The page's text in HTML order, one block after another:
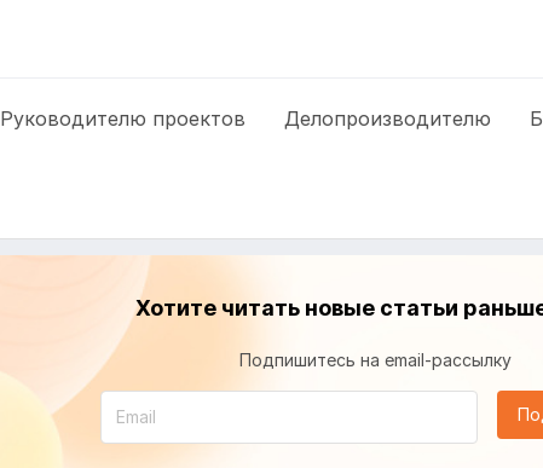
Руководителю проектов Делопроизводителю
Хотите читать новые статьи
Подпишитесь на email-рассылку